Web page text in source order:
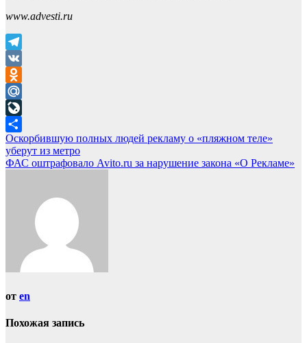
www.advesti.ru
Telegram
VK
Odnoklassniki
Mail.Ru
LiveJournal
Отправить
Навигация
по
Оскорбившую полных людей рекламу о «пляжном теле»
уберут из метро
ФАС оштрафовало Avito.ru за нарушение закона «О Рекламе»
от en
Похожая запись